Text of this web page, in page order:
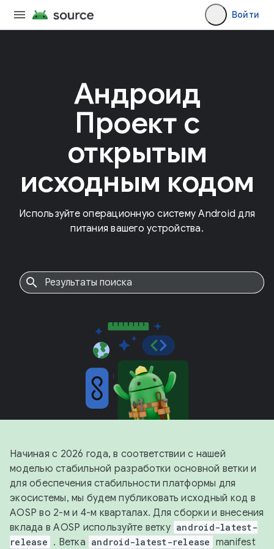
Войти
Андроид
Проект с
открытым
исходным кодом
Используйте операционную систему Android для
питания вашего устройства.
Начиная с 2026 года, в соответствии с нашей
моделью стабильной разработки основной ветки и
для обеспечения стабильности платформы для
экосистемы, мы будем публиковать исходный код в
AOSP во 2-м и 4-м кварталах. Для сборки и внесения
вклада в AOSP используйте ветку android-latest-
release . Ветка android-latest-release manifest